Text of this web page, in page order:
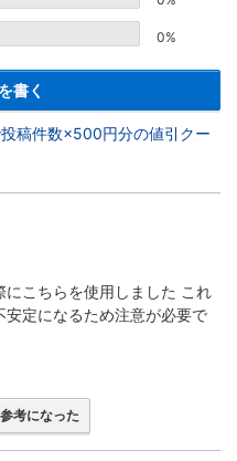
0%
書く
稿件数×500円分の値引クー
こちらを使用しました これ
定になるため注意が必要で
参考になった